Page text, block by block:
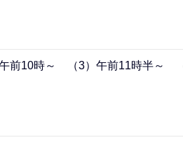
前10時～ （3）午前11時半～